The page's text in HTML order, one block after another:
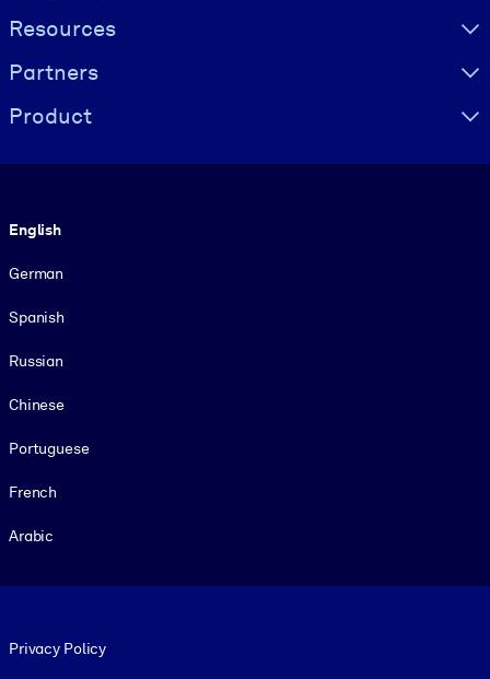
Resources
Partners
Product
English
German
Spanish
Russian
Chinese
Portuguese
French
Arabic
Privacy Policy